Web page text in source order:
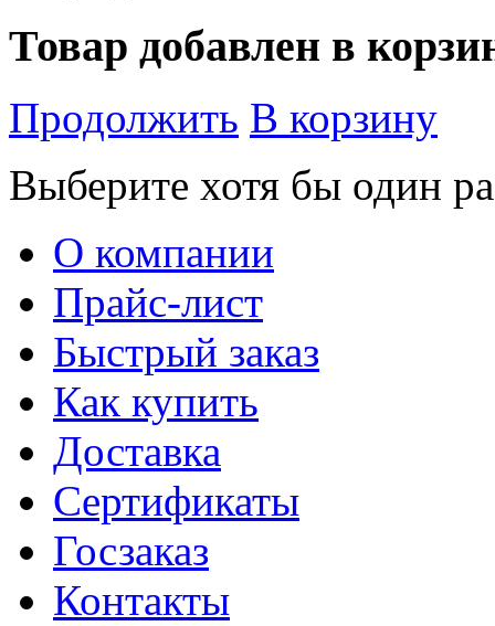
Товар добавлен в
Продолжить В корзину
Выберите хотя бы один
О компании
Прайс-лист
Быстрый заказ
Как купить
Доставка
Сертификаты
Госзаказ
Контакты